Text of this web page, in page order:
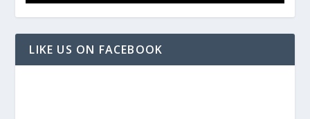
LIKE US ON FACEBOOK